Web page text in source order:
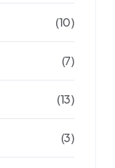
(10)
(7)
(13)
(3)